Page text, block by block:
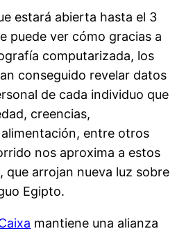
estará abierta hasta el 3
puede ver cómo gracias a
computarizada, los
conseguido revelar datos
de cada individuo que
creencias,
entre otros
nos aproxima a estos
que arrojan nueva luz sobre
Egipto.
mantiene una alianza